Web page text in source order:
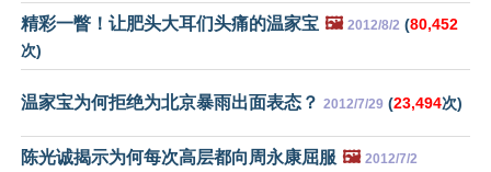
精彩一瞥！让肥头大耳们头痛的温家宝 🖼️ 2012/8/2 (80,452
次)
温家宝为何拒绝为北京暴雨出面表态？ 2012/7/29 (23,494次)
陈光诚揭示为何每次高层都向周永康屈服 🖼️ 2012/7/2